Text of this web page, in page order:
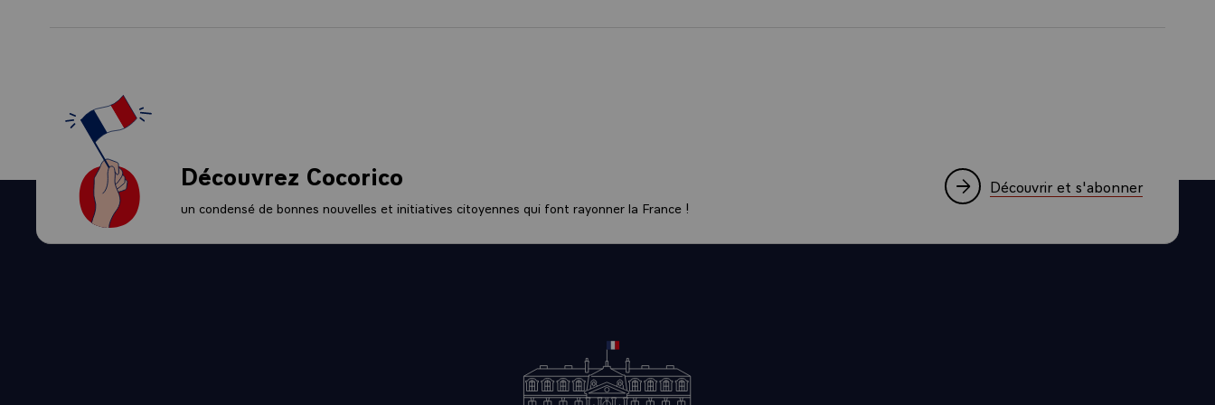
mirando también hacia el pasado para preguntarse cuál es la era que está terminando en 2020.
Vemos que hay una crisis del marco multilateral de 1945: una crisis de su eficacia, pero, más
grave en mi opinión, una crisis de la universalidad de los valores que sostienen sus estructuras. Y
Découvrez Cocorico
un condensé de bonnes nouvelles et initiatives citoyennes qui font rayonner la France !
Découvrir et s'abonner